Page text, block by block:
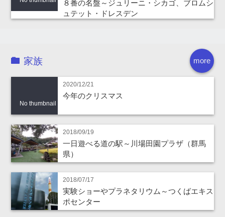
８番の名盤～ジュリーニ・シカゴ、ブロムシ
ュテット・ドレスデン
more
家族
No thumbnail
2020/12/21
今年のクリスマス
2018/09/19
一日遊べる道の駅～川場田園プラザ（群馬
県）
2018/07/17
実験ショーやプラネタリウム～つくばエキス
ポセンター